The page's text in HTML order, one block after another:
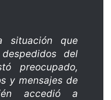
situación que
del
preocupado,
y mensajes de
accedió a